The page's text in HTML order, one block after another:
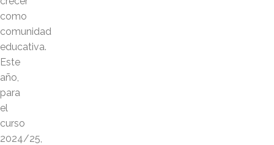
como
comunidad
educativa.
Este
año,
para
el
curso
2024/25,